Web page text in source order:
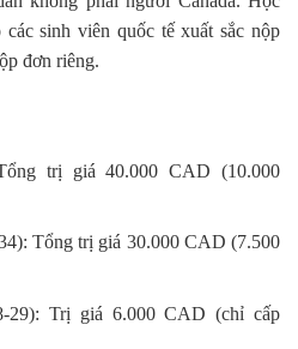
sinh viên quốc tế xuất sắc nộp
đơn riêng.
trị giá 40.000 CAD (10.000
Tổng trị giá 30.000 CAD (7.500
29): Trị giá 6.000 CAD (chỉ cấp